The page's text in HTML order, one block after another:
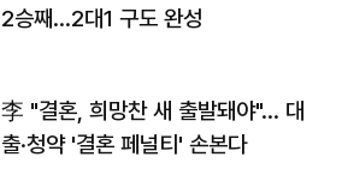
2승째…2대1 구도 완성
李 "결혼, 희망찬 새 출발돼야"… 대
출·청약 '결혼 페널티' 손본다